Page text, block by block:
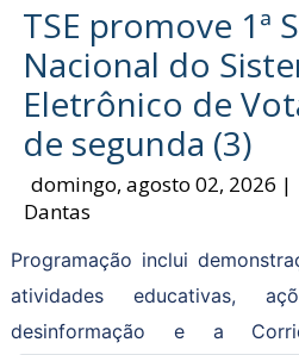
TSE promove 1ª
Nacional do
Eletrônico de
de segunda (3)
domingo, agosto 02, 2026 |
Dantas
Programação inclui
atividades educativas,
desinformação e a